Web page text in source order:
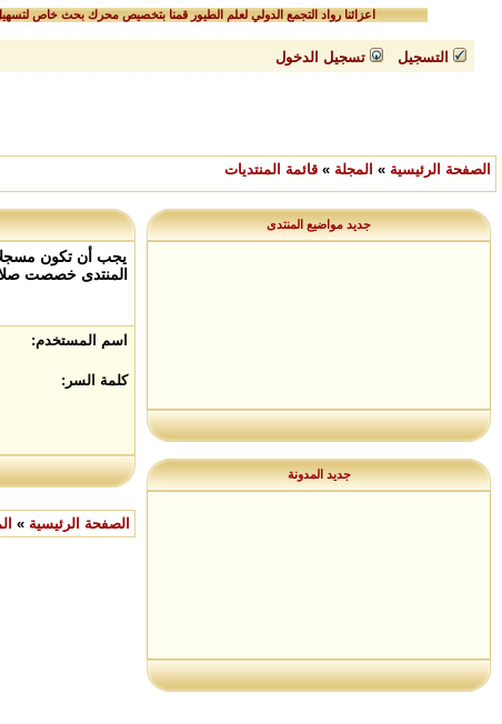
اعزائنا رواد التجمع الدولي لعلم الطيور قمنا بتخصيص محرك بحث خاص
التسجيل تسجيل الدخول
الصفحة الرئيسية » المجلة » قائمة المنتديات
جديد مواضيع المنتدى
جديد المدونة
يجب أن تكون
المنتدى خصصت
اسم المستخدم:
كلمة السر:
الصفحة الرئيسية »